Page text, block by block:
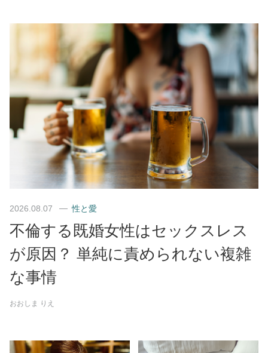
2026.08.07 性と愛
不倫する既婚女性はセックスレス
が原因？ 単純に責められない複雑
な事情
おおしま りえ